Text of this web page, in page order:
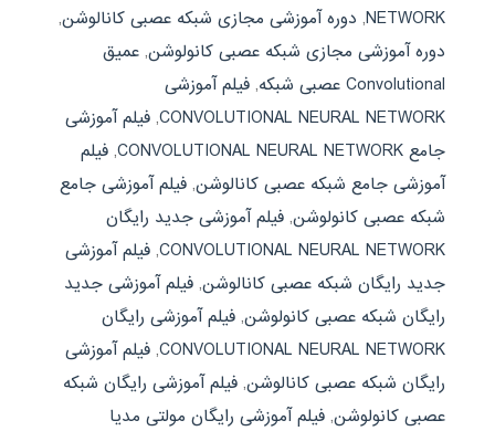
NETWORK
, دوره آموزشی مجازی شبکه عصبی کانالوشن,
دوره آموزشی مجازی شبکه عصبی کانولوشن, عمیق
Convolutional عصبی شبکه
, فیلم آموزشی
CONVOLUTIONAL NEURAL NETWORK
, فیلم آموزشی
جامع CONVOLUTIONAL NEURAL NETWORK
, فیلم
آموزشی جامع شبکه عصبی کانالوشن, فیلم آموزشی جامع
شبکه عصبی کانولوشن, فیلم آموزشی جدید رایگان
CONVOLUTIONAL NEURAL NETWORK
, فیلم آموزشی
جدید رایگان شبکه عصبی کانالوشن, فیلم آموزشی جدید
رایگان شبکه عصبی کانولوشن, فیلم آموزشی رایگان
CONVOLUTIONAL NEURAL NETWORK
, فیلم آموزشی
رایگان شبکه عصبی کانالوشن, فیلم آموزشی رایگان شبکه
عصبی کانولوشن, فیلم آموزشی رایگان مولتی مدیا